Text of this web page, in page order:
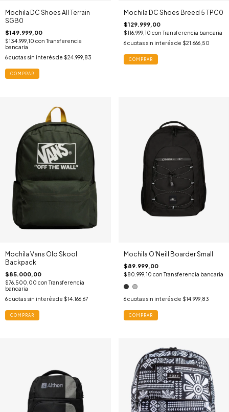
Mochila DC Shoes All Terrain
SGB0
$149.999,00
$134.999,10 con Transferencia
bancaria
6cuotas sin interés de $24.999,83
COMPRAR
Mochila DC Shoes Breed 5 TPC0
$129.999,00
$116.999,10 con Transferencia bancaria
6 cuotas sin interés de $21.666,50
COMPRAR
Mochila Vans Old Skool
Backpack
$85.000,00
$76.500,00 con Transferencia
bancaria
6cuotas sin interés de $14.166,67
COMPRAR
Mochila O'Neill Boarder Small
$89.999,00
$80.999,10 con Transferencia bancaria
6 cuotas sin interés de $14.999,83
COMPRAR